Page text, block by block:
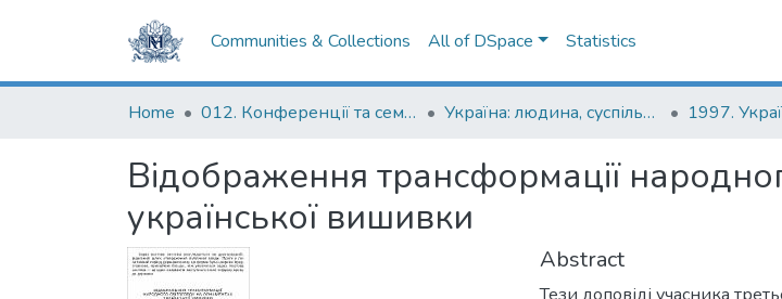
Communities & Collections All of DSpace Statistics
Home 012. Конференції та семінари НаУКМА Україна: людина, суспільство, природа : щорічна наукова конференція
Відображення трансформації
української вишивки
Abstract